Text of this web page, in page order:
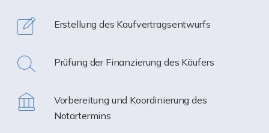
Erstellung des Kaufvertragsentwurfs
Prüfung der Finanzierung des Käufers
Vorbereitung und Koordinierung des
Notartermins